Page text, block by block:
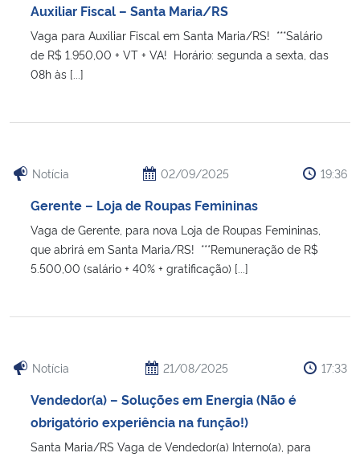
Auxiliar Fiscal – Santa Maria/RS
Vaga para Auxiliar Fiscal em Santa Maria/RS! ***Salário
de R$ 1.950,00 + VT + VA! Horário: segunda a sexta, das
08h às [...]
Notícia 02/09/2025 19:36
Gerente – Loja de Roupas Femininas
Vaga de Gerente, para nova Loja de Roupas Femininas,
que abrirá em Santa Maria/RS! ***Remuneração de R$
5.500,00 (salário + 40% + gratificação) [...]
Notícia 21/08/2025 17:33
Vendedor(a) – Soluções em Energia (Não é
obrigatório experiência na função!)
Santa Maria/RS Vaga de Vendedor(a) Interno(a), para